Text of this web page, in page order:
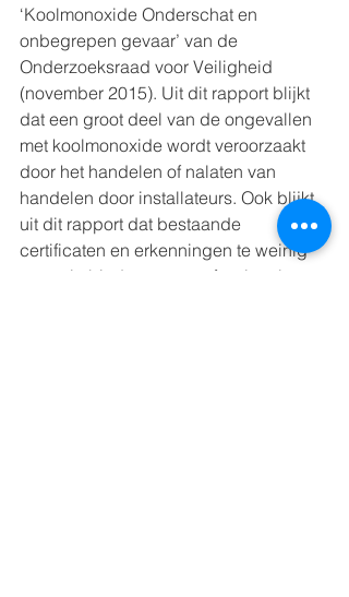
‘Koolmonoxide Onderschat en
onbegrepen gevaar’ van de
Onderzoeksraad voor Veiligheid
(november 2015). Uit dit rapport blijkt
dat een groot deel van de ongevallen
met koolmonoxide wordt veroorzaakt
door het handelen of nalaten van
handelen door installateurs. Ook blijkt
uit dit rapport dat bestaande
certificaten en erkenningen te weinig
garantie bieden voor professionele